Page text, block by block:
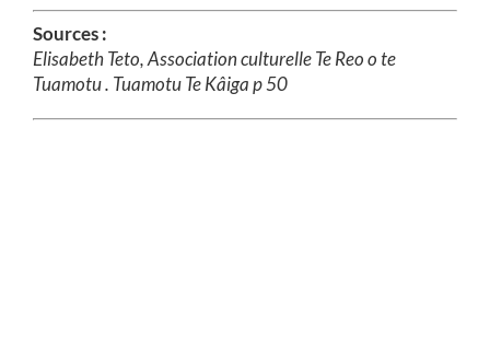
Sources :
Elisabeth Teto, Association culturelle Te Reo o te
Tuamotu . Tuamotu Te Kâiga p 50